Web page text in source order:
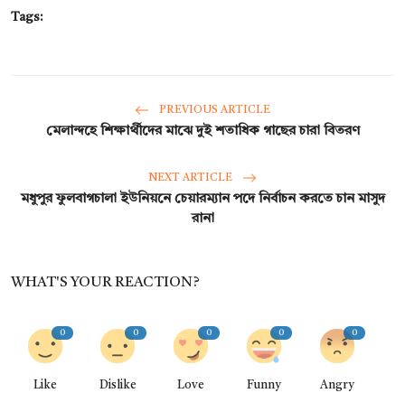
Tags:
PREVIOUS ARTICLE
মেলান্দহে শিক্ষার্থীদের মাঝে দুই শতাধিক গাছের চারা বিতরণ
NEXT ARTICLE
মধুপুর ফুলবাগচালা ইউনিয়নে চেয়ারম্যান পদে নির্বাচন করতে চান মাসুদ
রানা
WHAT'S YOUR REACTION?
0
Like
0
Dislike
0
Love
0
Funny
0
Angry